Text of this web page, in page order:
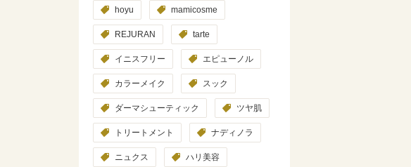
hoyu mamicosme
REJURAN tarte
イニスフリー エピューノル
カラーメイク スック
ダーマシューティック ツヤ肌
トリートメント ナディノラ
ニュクス ハリ美容